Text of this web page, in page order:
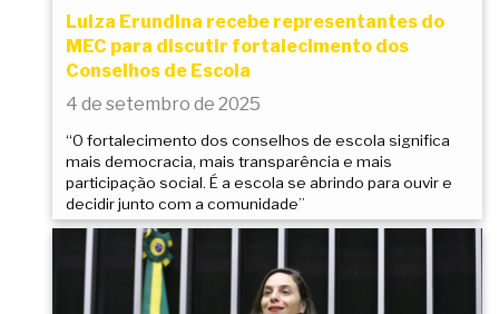
Luiza Erundina recebe representantes do
MEC para discutir fortalecimento dos
Conselhos de Escola
4 de setembro de 2025
“O fortalecimento dos conselhos de escola significa
mais democracia, mais transparência e mais
participação social. É a escola se abrindo para ouvir e
decidir junto com a comunidade”